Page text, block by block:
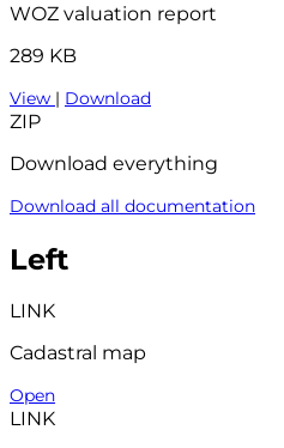
WOZ valuation report
289 KB
View | Download
ZIP
Download everything
Download all documentation
Left
LINK
Cadastral map
Open
LINK